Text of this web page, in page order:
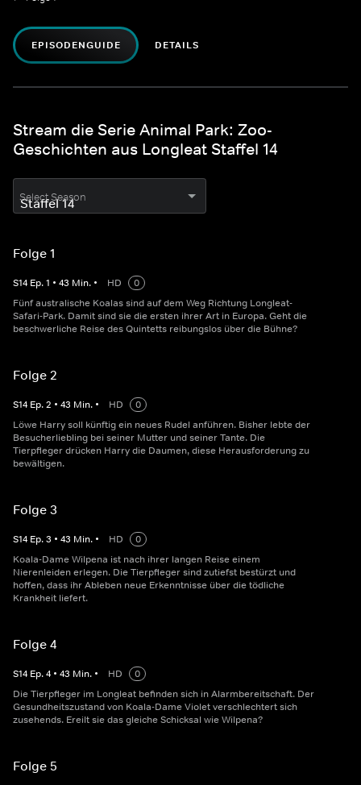
EPISODENGUIDE DETAILS
Stream die Serie Animal Park: Zoo-
Geschichten aus Longleat Staffel 14
Select Season
Folge 1
S14 Ep.1 • 43 Min. • HD
0
Fünf australische Koalas sind auf dem Weg Richtung Longleat-
Safari-Park. Damit sind sie die ersten ihrer Art in Europa. Geht die
beschwerliche Reise des Quintetts reibungslos über die Bühne?
Folge 2
S14 Ep.2 • 43 Min. • HD
0
Löwe Harry soll künftig ein neues Rudel anführen. Bisher lebte der
Besucherliebling bei seiner Mutter und seiner Tante. Die
Tierpfleger drücken Harry die Daumen, diese Herausforderung zu
bewältigen.
Folge 3
S14 Ep.3 • 43 Min. • HD
0
Koala-Dame Wilpena ist nach ihrer langen Reise einem
Nierenleiden erlegen. Die Tierpfleger sind zutiefst bestürzt und
hoffen, dass ihr Ableben neue Erkenntnisse über die tödliche
Krankheit liefert.
Folge 4
S14 Ep.4 • 43 Min. • HD
0
Die Tierpfleger im Longleat befinden sich in Alarmbereitschaft. Der
Gesundheitszustand von Koala-Dame Violet verschlechtert sich
zusehends. Ereilt sie das gleiche Schicksal wie Wilpena?
Folge 5